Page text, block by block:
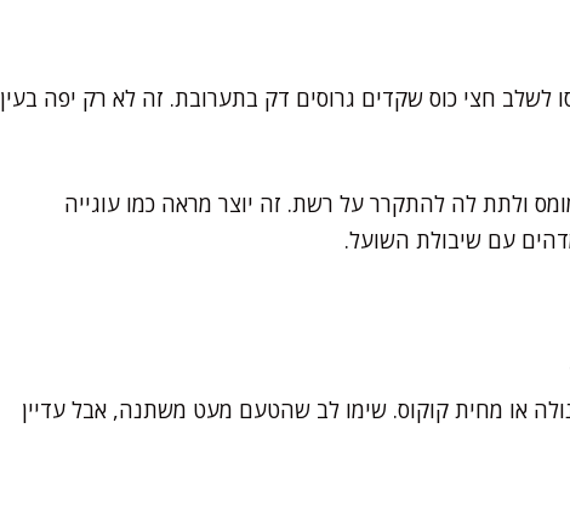
לשלב חצי כוס שקדים גרוסים דק בתערובת. זה לא רק יפה בעין
ולתת לה להתקרר על רשת. זה יוצר מראה כמו עוגייה
עם שיבולת השועל.
השתמשו ב–100 מ"ל שמן קנולה או מחית קוקוס. שימו לב שהטעם מעט משתנה, אבל עדיין